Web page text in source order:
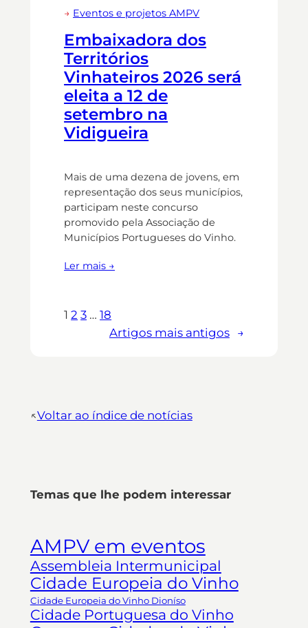
→ Eventos e projetos AMPV
Embaixadora dos
Territórios
Vinhateiros 2026 será
eleita a 12 de
setembro na
Vidigueira
Mais de uma dezena de jovens, em
representação dos seus municípios,
participam neste concurso
promovido pela Associação de
Municípios Portugueses do Vinho.
Ler mais →
1 2 3 … 18
Artigos mais antigos
→
↖︎Voltar ao índice de notícias
Temas que lhe podem interessar
AMPV em eventos
Assembleia Intermunicipal
Cidade Europeia do Vinho
Cidade Europeia do Vinho Dioníso
Cidade Portuguesa do Vinho